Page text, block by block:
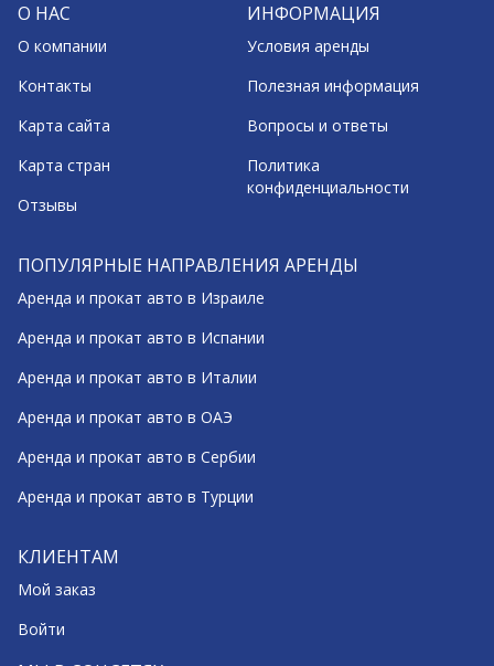
О НАС
О компании
Контакты
Карта сайта
Карта стран
Отзывы
ИНФОРМАЦИЯ
Условия аренды
Полезная информация
Вопросы и ответы
Политика
конфиденциальности
ПОПУЛЯРНЫЕ НАПРАВЛЕНИЯ АРЕНДЫ
Аренда и прокат авто в Израиле
Аренда и прокат авто в Испании
Аренда и прокат авто в Италии
Аренда и прокат авто в ОАЭ
Аренда и прокат авто в Сербии
Аренда и прокат авто в Турции
КЛИЕНТАМ
Мой заказ
Войти